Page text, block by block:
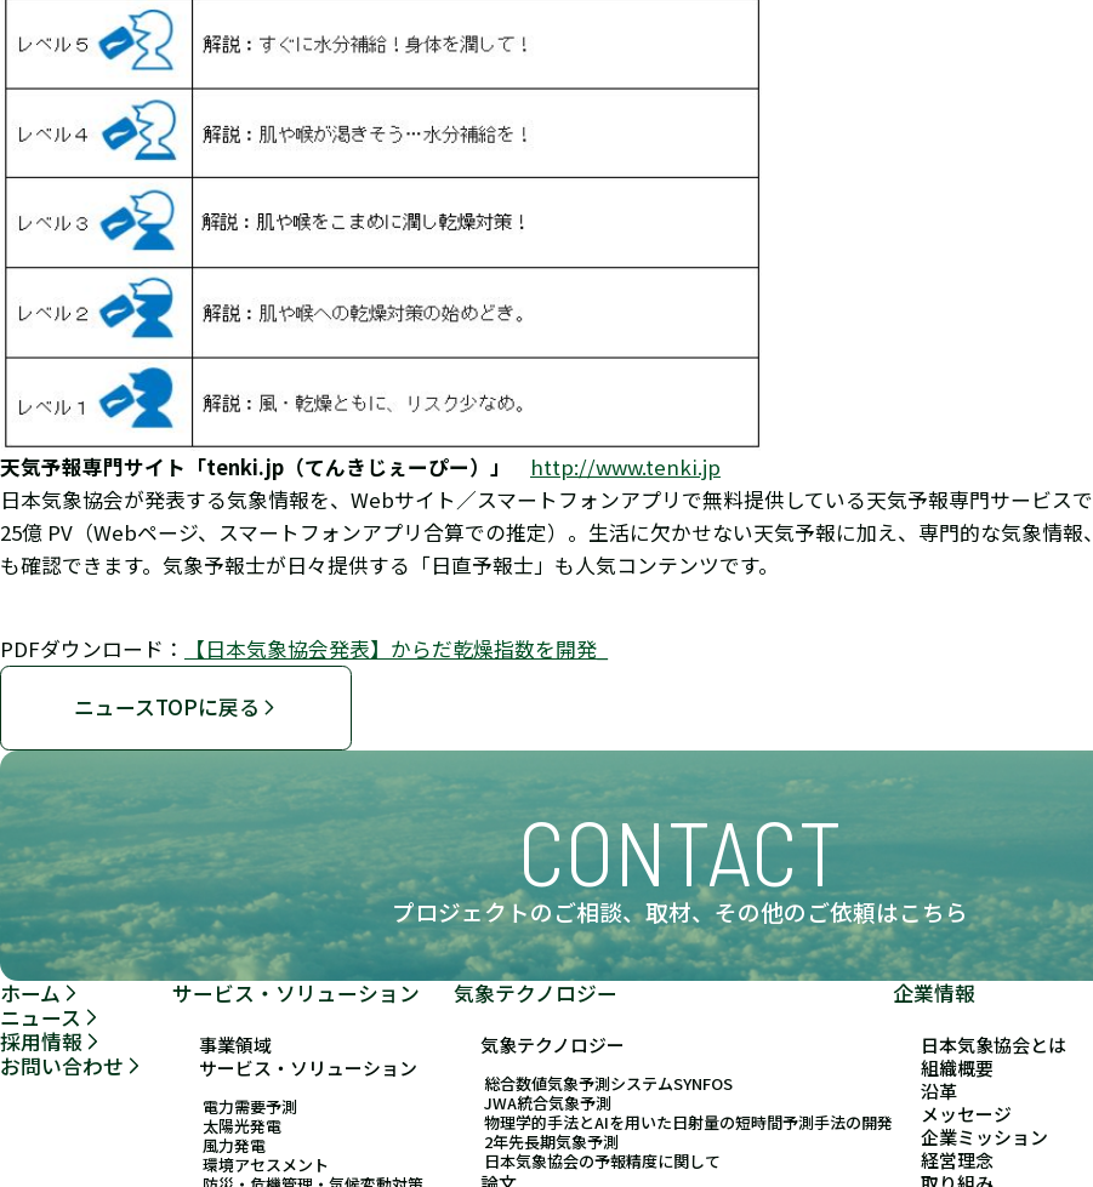
天気予報専門サイト「tenki.jp（てんきじぇーぴー）」
http://www.tenki.jp
日本気象協会が発表する気象情報を、Webサイト／スマートフォンアプリで無料提供している天気予報専門サービス
25億 PV（Webページ、スマートフォンアプリ合算での推定）。生活に欠かせない天気予報に加え、専門的な気象情
も確認できます。気象予報士が日々提供する「日直予報士」も人気コンテンツです。
PDFダウンロード：
【日本気象協会発表】からだ乾燥指数を開発_
ニュースTOPに戻る
CONTACT
プロジェクトのご相談、取材、その他のご依頼はこちら
ホーム
ニュース
採用情報
お問い合わせ
サービス・ソリューション
事業領域
サービス・ソリューション
電力需要予測
太陽光発電
風力発電
環境アセスメント
気象テクノロジー
気象テクノロジー
総合数値気象予測システムSYNFOS
JWA統合気象予測
物理学的手法とAIを用いた日射量の短時間予測手法の開発
2年先長期気象予測
日本気象協会の予報精度に関して
企業情報
日本気象協会とは
組織概要
沿革
メッセージ
企業ミッション
経営理念